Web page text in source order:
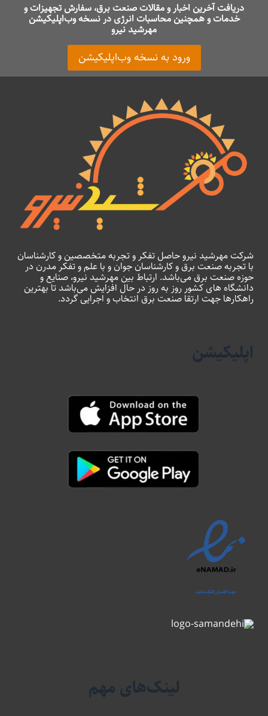
دریافت آخرین اخبار و مقالات صنعت برق، سفارش تجهیزات و
خدمات و همچنین محاسبات انرژی در نسخه وب‌اپلیکیشن
مهرشید نیرو
ورود به نسخه وب‌اپلیکیشن
شرکت مهرشید نیرو حاصل تفکر و تجربه متخصصین و کارشناسان
با تجربه صنعت برق و کارشناسان جوان و با علم و تفکر مدرن در
حوزه صنعت برق می‌باشد. ارتباط بین مهرشید نیرو، صنایع و
دانشگاه های کشور روز به روز در حال افزایش می‌باشد تا بهترین
راهکارها جهت ارتقا صنعت برق انتخاب و اجرایی گردد.
اپلیکیشن
لینک‌های مهم